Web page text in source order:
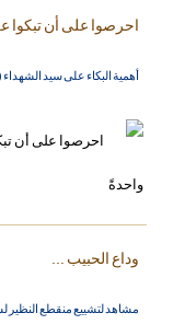
احرصوا على أن تبكوا
أهمية البكاء على سيد
وداع الحبيب ...
مشاهد لتشييع منقطع النظير